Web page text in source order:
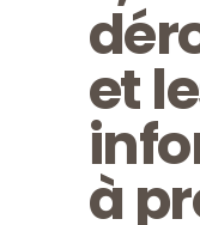
et
à